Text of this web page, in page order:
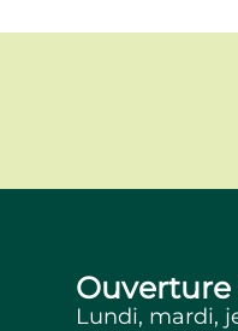
Lundi, mardi,